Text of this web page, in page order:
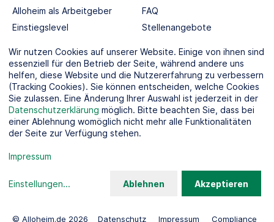
Alloheim als Arbeitgeber
Einstiegslevel
FAQ
Stellenangebote
SOCIAL MEDIA
KOOPERATIONSPARTNER
© Alloheim.de 2026 Datenschutz Impressum Compliance
Wir nutzen Cookies auf unserer Website. Einige von ihnen sind
essenziell für den Betrieb der Seite, während andere uns
helfen, diese Website und die Nutzererfahrung zu verbessern
(Tracking Cookies). Sie können entscheiden, welche Cookies
Sie zulassen. Eine Änderung Ihrer Auswahl ist jederzeit in der
Datenschutzerklärung möglich. Bitte beachten Sie, dass bei
einer Ablehnung womöglich nicht mehr alle Funktionalitäten
der Seite zur Verfügung stehen.
Impressum
Einstellungen... Ablehnen Akzeptieren